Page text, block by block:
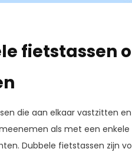
fietstassen
die aan elkaar vastzitten
als met een
Dubbele fietstassen zijn